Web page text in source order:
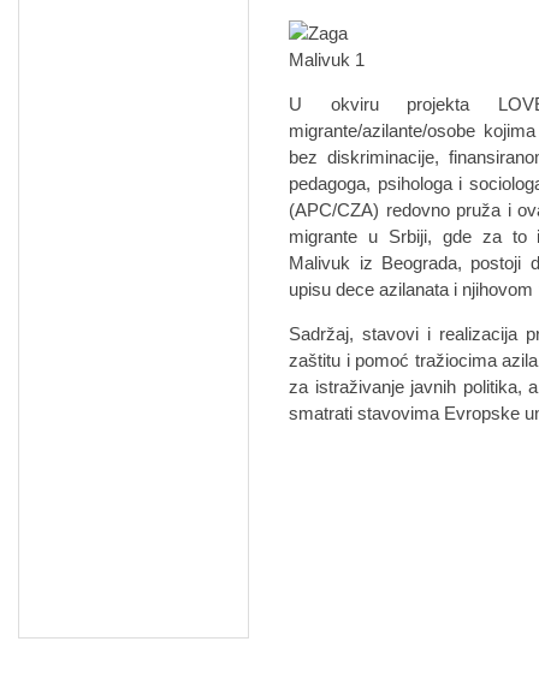
U okviru projekta
migrante/azilante/osobe
bez diskriminacije,
pedagoga, psihologa i
(APC/CZA) redovno pruža i
migrante u Srbiji, gde za to
Malivuk iz Beograda, postoji
upisu dece azilanata i
Sadržaj, stavovi i realizacija
zaštitu i pomoć tražiocima
za istraživanje javnih politika,
smatrati stavovima Evropske